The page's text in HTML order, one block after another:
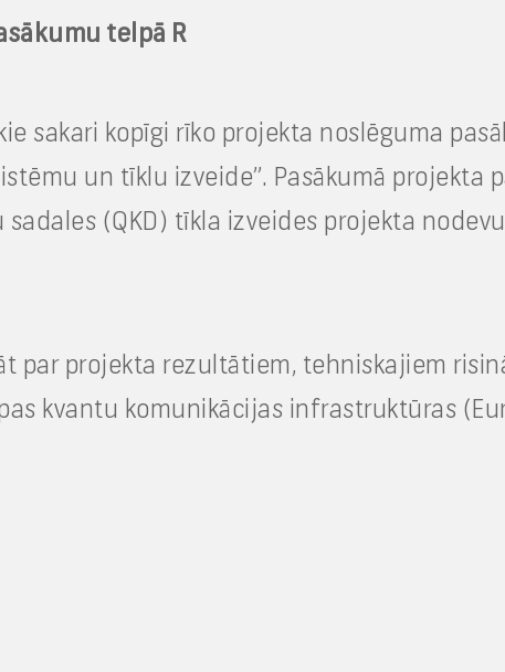
telpā R
sakari kopīgi rīko projekta noslēguma
un tīklu izveide”. Pasākumā projekta
(QKD) tīkla izveides projekta
par projekta rezultātiem, tehniskajiem
kvantu komunikācijas infrastruktūras